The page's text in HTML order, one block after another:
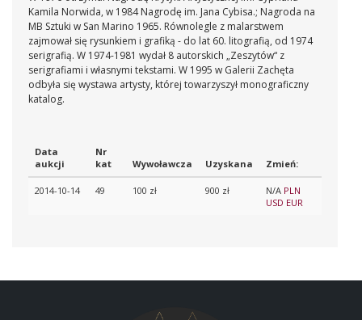
Kamila Norwida, w 1984 Nagrodę im. Jana Cybisa.; Nagroda na
MB Sztuki w San Marino 1965. Równolegle z malarstwem
zajmował się rysunkiem i grafiką - do lat 60. litografią, od 1974
serigrafią. W 1974-1981 wydał 8 autorskich „Zeszytów“ z
serigrafiami i własnymi tekstami. W 1995 w Galerii Zachęta
odbyła się wystawa artysty, której towarzyszył monograficzny
katalog.
Data
aukcji
Nr
kat
Wywoławcza Uzyskana Zmień:
2014-10-14 49 100 zł 900 zł N/A PLN
USD EUR